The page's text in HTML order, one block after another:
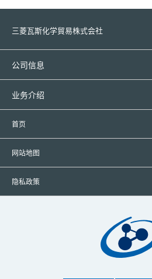
三菱瓦斯化学貿易株式会社
公司信息
业务介绍
首页
网站地图
隐私政策